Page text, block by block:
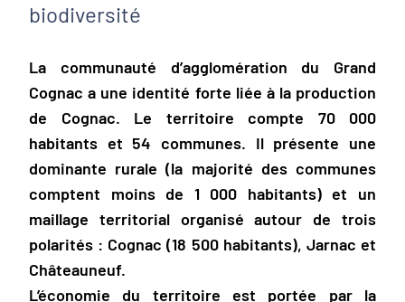
biodiversité
La communauté d’agglomération du Grand
Cognac a une identité forte liée à la production
de Cognac. Le territoire compte 70 000
habitants et 54 communes. Il présente une
dominante rurale (la majorité des communes
comptent moins de 1 000 habitants) et un
maillage territorial organisé autour de trois
polarités : Cognac (18 500 habitants), Jarnac et
Châteauneuf.
L’économie du territoire est portée par la